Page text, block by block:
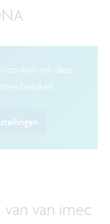
cookies om deze
bekijken.
van imec